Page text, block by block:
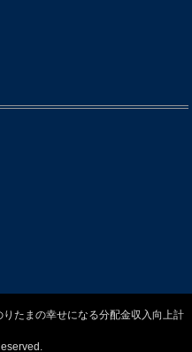
たまの幸せになる分配金収入向上計